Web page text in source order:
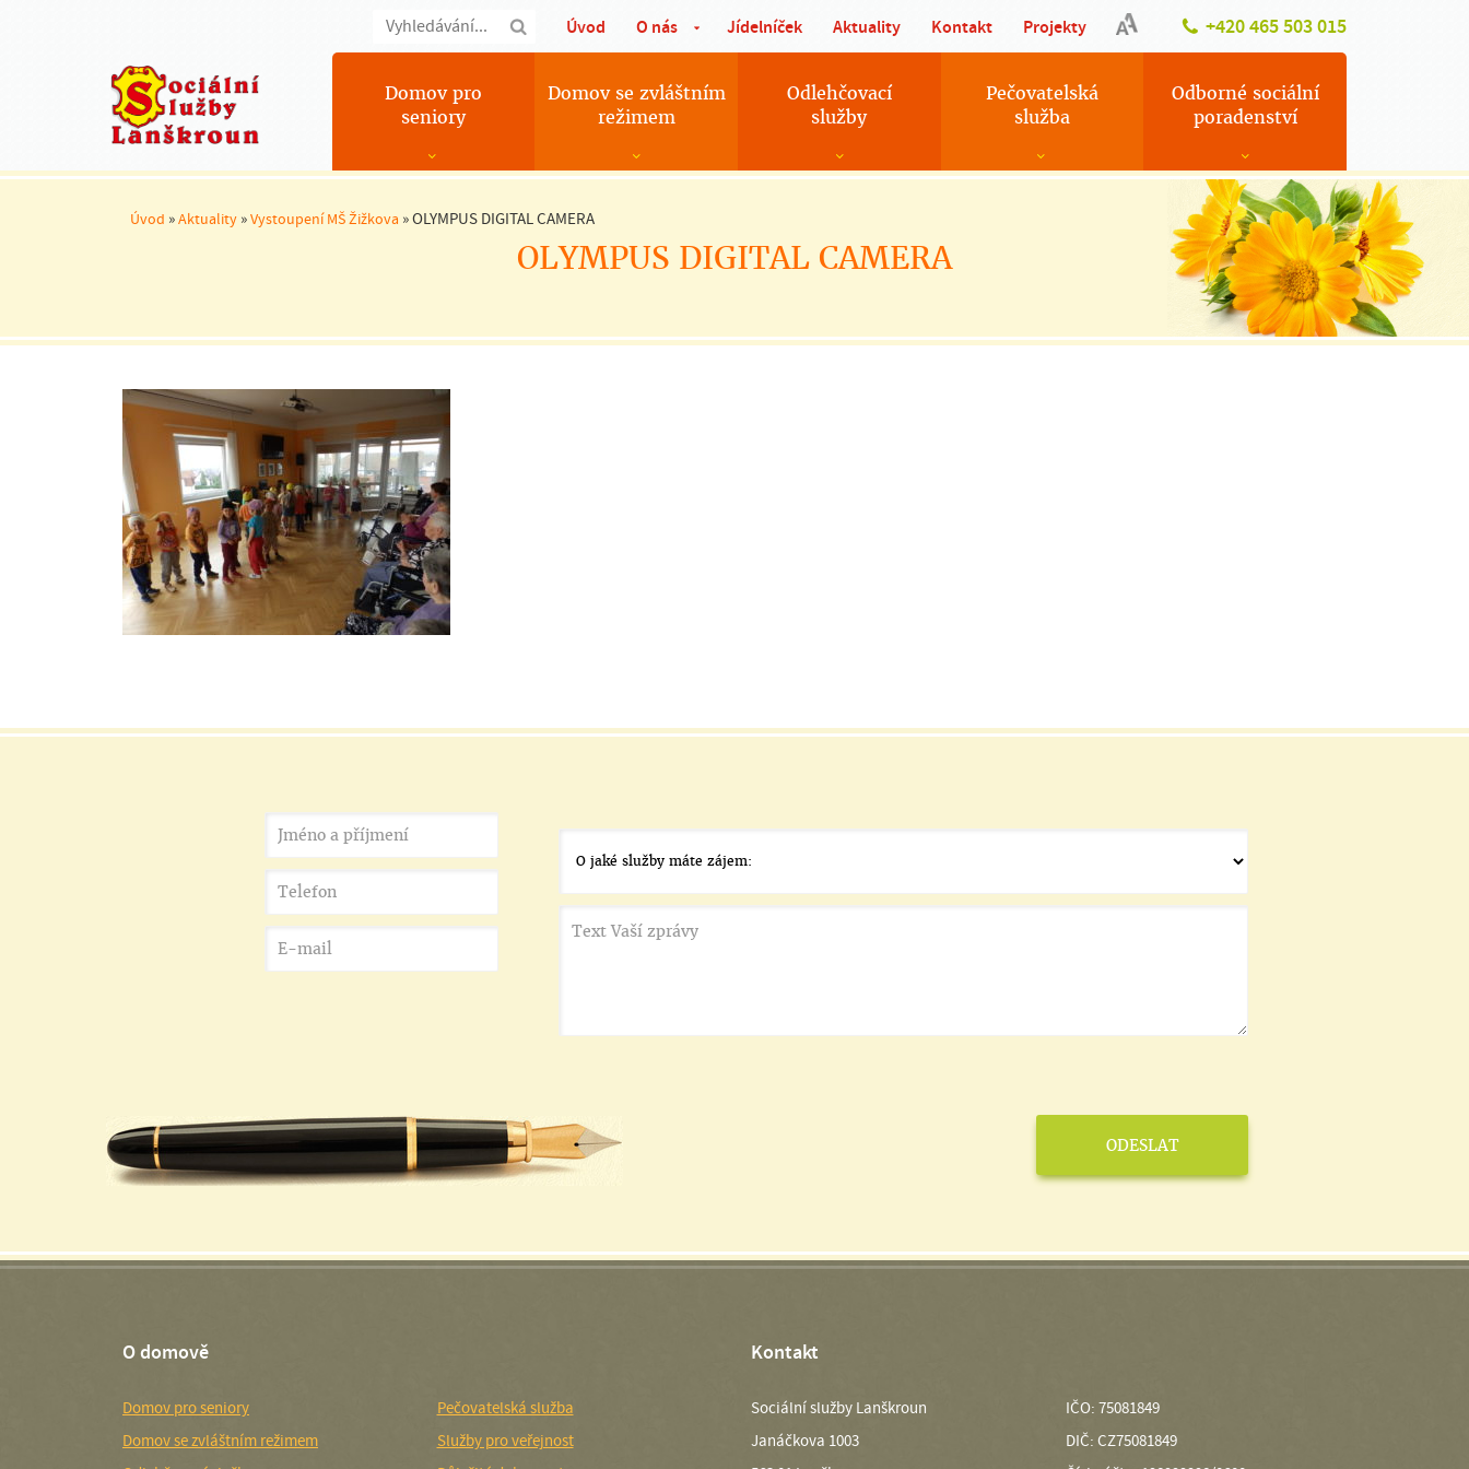
+420 465 503 015
Úvod O nás Jídelníček Aktuality Kontakt Projekty
Domov pro
seniory
Domov se zvláštním
režimem
Odlehčovací
služby
Pečovatelská
služba
Odborné sociální
poradenství
Úvod »Aktuality »Vystoupení MŠ Žižkova »OLYMPUS DIGITAL CAMERA
OLYMPUS DIGITAL CAMERA
O domově
Domov pro seniory
Domov se zvláštním režimem
Pečovatelská služba
Služby pro veřejnost
Kontakt
Sociální služby Lanškroun
Janáčkova 1003
IČO: 75081849
DIČ: CZ75081849